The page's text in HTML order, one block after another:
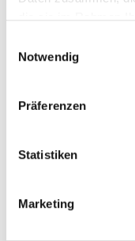
Notwendig
Präferenzen
Statistiken
Marketing